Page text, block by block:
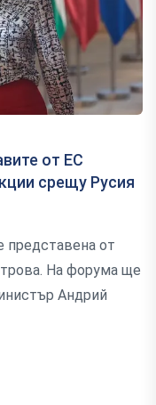
от ЕС
срещу Русия
представена от
На форума ще
Андрий